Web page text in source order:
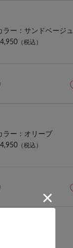
ラー：サンドベージュ
（税込）
ラー：オリーブ
（税込）